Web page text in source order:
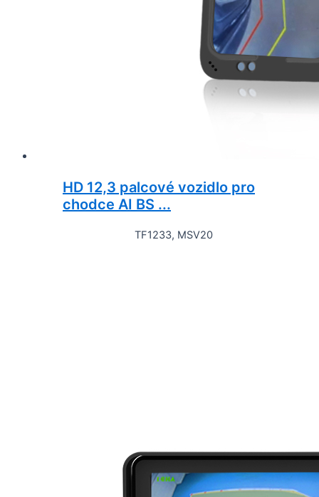
HD 12,3 palcové vozidlo pro
chodce AI BS ...
TF1233, MSV20